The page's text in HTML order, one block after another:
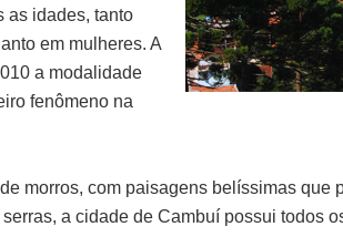
as idades, tanto
em mulheres. A
a modalidade
fenômeno na
morros, com paisagens belíssimas
a cidade de Cambuí possui todos